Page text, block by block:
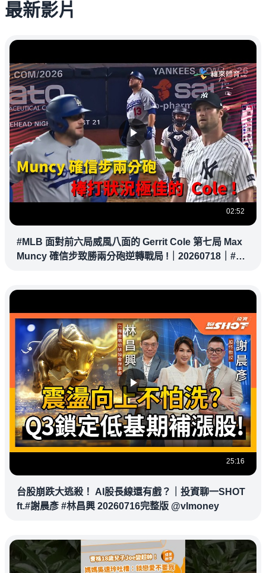
最新影片
02:52
#MLB 面對前六局威風八面的 Gerrit Cole 第七局 Max
Muncy 確信步致勝兩分砲逆轉戰局 !｜20260718｜#洛
25:16
台股崩跌大逃殺！ AI股長線還有戲？｜投資聊一SHOT
ft.#謝晨彥 #林昌興 20260716完整版 @vlmoney